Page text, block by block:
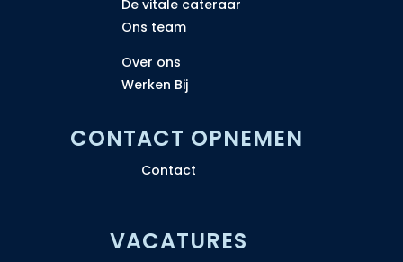
De vitale cateraar
Ons team
Over ons
Werken Bij
CONTACT OPNEMEN
Contact
VACATURES